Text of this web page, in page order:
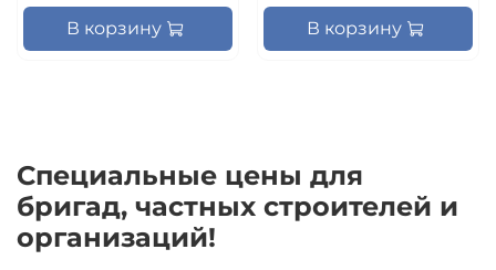
В корзину В корзину
Специальные цены для
бригад, частных строителей и
организаций!